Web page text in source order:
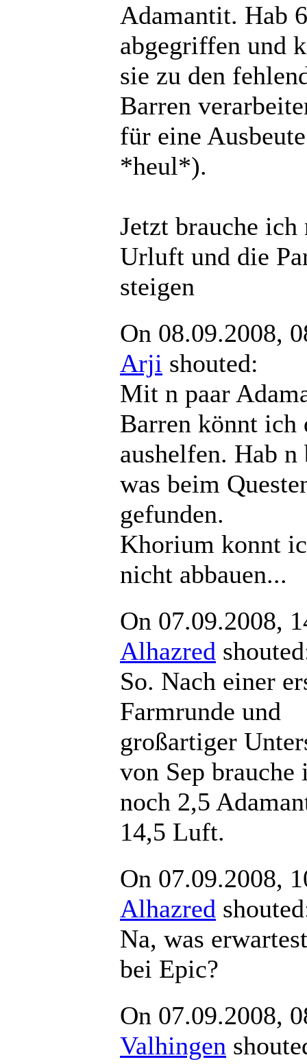
Adamantit. Hab
abgegriffen und
sie zu den
Barren
für eine Ausbeute
*heul*).
Jetzt brauche ich
Urluft und die
steigen
On 08.09.2008,
Arji shouted:
Mit n paar
Barren könnt ich
aushelfen. Hab n
was beim
gefunden.
Khorium konnt
nicht abbauen...
On 07.09.2008,
Alhazred
So. Nach einer
Farmrunde und
großartiger
von Sep brauche
noch 2,5
14,5 Luft.
On 07.09.2008,
Alhazred
Na, was
bei Epic?
On 07.09.2008,
Valhingen